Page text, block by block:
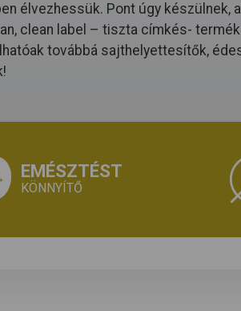
élvezhessük. Pont úgy készülnek,
clean label – tiszta címkés-
továbbá sajthelyettesítők,
EMÉSZTÉST
KÖNNYÍTŐ